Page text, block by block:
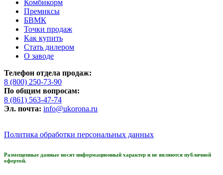
Комбикорм
Премиксы
БВМК
Точки продаж
Как купить
Стать дилером
О заводе
Телефон отдела продаж:
8 (800) 250-73-90
По общим вопросам:
8 (861) 563-47-74
Эл. почта: info@ukorona.ru
Политика обработки персональных данных
Размещенные данные носят информационный характер и не являются публичной
офертой.